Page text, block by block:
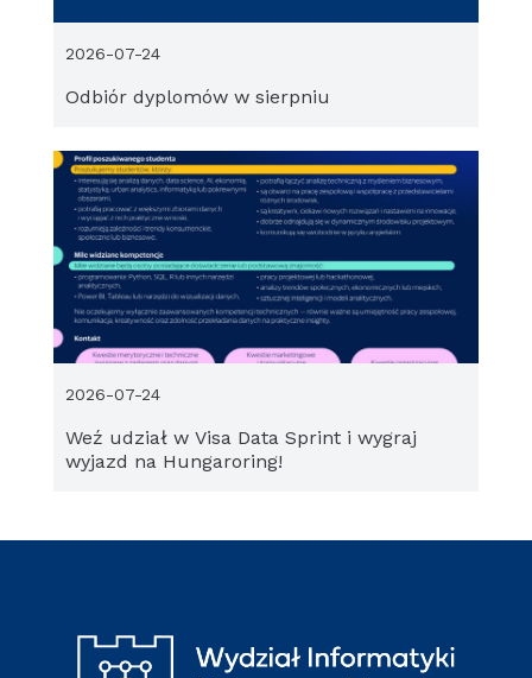
Odbiór dyplomów w sierpniu
2026-07-24
Weź udział w Visa Data Sprint i wygraj
wyjazd na Hungaroring!
2026-07-24